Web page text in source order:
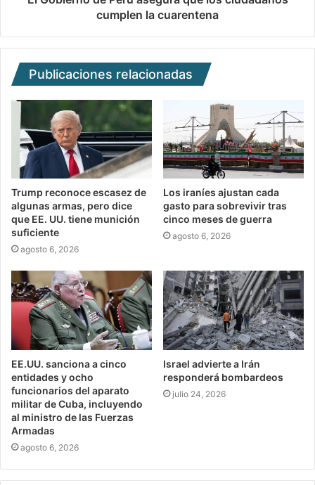
cumplen la cuarentena
Publicaciones relacionadas
Trump reconoce escasez de
algunas armas, pero dice
que EE. UU. tiene munición
suficiente
agosto 6, 2026
Los iraníes ajustan cada
gasto para sobrevivir tras
cinco meses de guerra
agosto 6, 2026
EE.UU. sanciona a cinco
entidades y ocho
funcionarios del aparato
militar de Cuba, incluyendo
al ministro de las Fuerzas
Armadas
agosto 6, 2026
Israel advierte a Irán
responderá bombardeos
julio 24, 2026